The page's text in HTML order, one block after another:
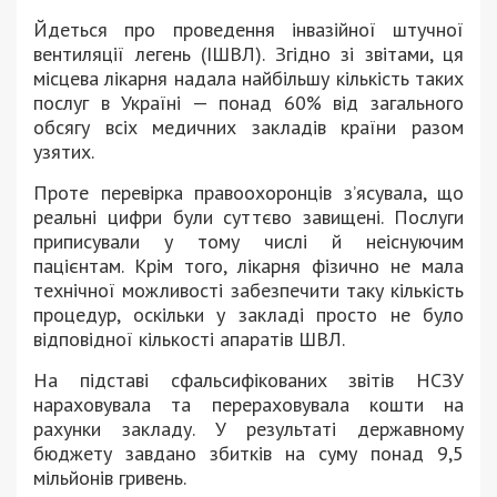
Йдеться про проведення інвазійної штучної
вентиляції легень (ІШВЛ). Згідно зі звітами, ця
місцева лікарня надала найбільшу кількість таких
послуг в Україні — понад 60% від загального
обсягу всіх медичних закладів країни разом
узятих.
Проте перевірка правоохоронців з’ясувала, що
реальні цифри були суттєво завищені. Послуги
приписували у тому числі й неіснуючим
пацієнтам. Крім того, лікарня фізично не мала
технічної можливості забезпечити таку кількість
процедур, оскільки у закладі просто не було
відповідної кількості апаратів ШВЛ.
На підставі сфальсифікованих звітів НСЗУ
нараховувала та перераховувала кошти на
рахунки закладу. У результаті державному
бюджету завдано збитків на суму понад 9,5
мільйонів гривень.